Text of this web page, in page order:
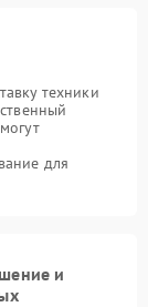
техники
для
и